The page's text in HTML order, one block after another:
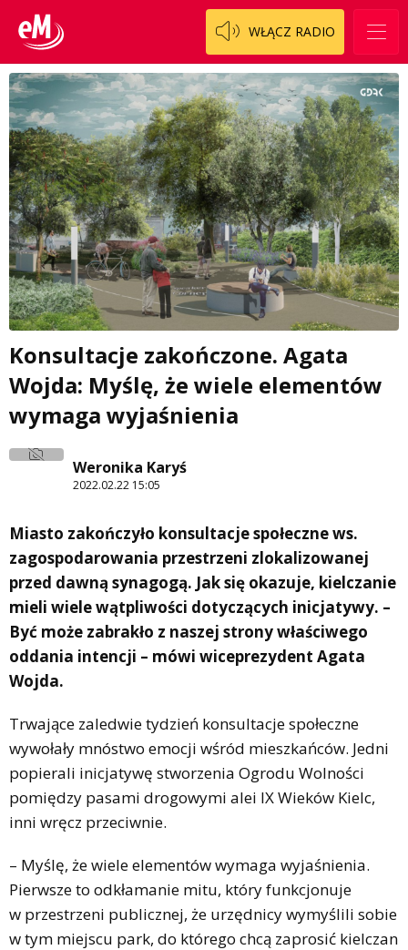
WŁĄCZ RADIO
Konsultacje zakończone. Agata
Wojda: Myślę, że wiele elementów
wymaga wyjaśnienia
Weronika Karyś
2022.02.22 15:05
Miasto zakończyło konsultacje społeczne ws.
zagospodarowania przestrzeni zlokalizowanej
przed dawną synagogą. Jak się okazuje, kielczanie
mieli wiele wątpliwości dotyczących inicjatywy. –
Być może zabrakło z naszej strony właściwego
oddania intencji – mówi wiceprezydent Agata
Wojda.
Trwające zaledwie tydzień konsultacje społeczne
wywołały mnóstwo emocji wśród mieszkańców. Jedni
popierali inicjatywę stworzenia Ogrodu Wolności
pomiędzy pasami drogowymi alei IX Wieków Kielc,
inni wręcz przeciwnie.
– Myślę, że wiele elementów wymaga wyjaśnienia.
Pierwsze to odkłamanie mitu, który funkcjonuje
w przestrzeni publicznej, że urzędnicy wymyślili sobie
w tym miejscu park, do którego chcą zaprosić kielczan